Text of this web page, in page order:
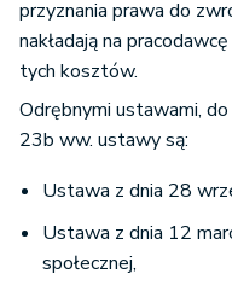
przyznania prawa do
nakładają na
tych kosztów.
Odrębnymi ustawami,
23b ww. ustawy są:
Ustawa z dnia 28
Ustawa z dnia 12
społecznej,